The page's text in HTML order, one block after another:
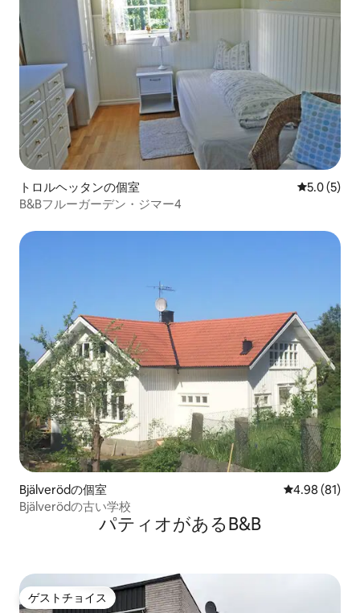
トロルヘッタンの個室 レビュー5
5.0 (5)
B&Bフルーガーデン・ジマー4
Bjälverödの個室 レビュー81
4.98 (81)
Bjälverödの古い学校
パティオがあるB&B
ゲストチョイス
ゲストチョイス